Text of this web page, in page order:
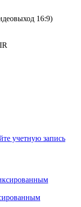
16:9)
учетную запись